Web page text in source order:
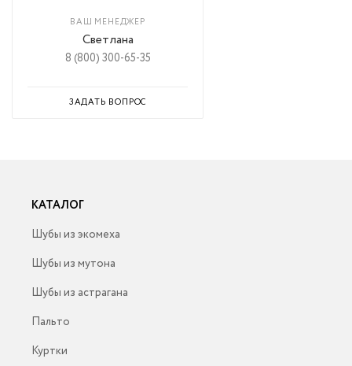
ВАШ МЕНЕДЖЕР
Светлана
8 (800) 300-65-35
ЗАДАТЬ ВОПРОС
КАТАЛОГ
Шубы из экомеха
Шубы из мутона
Шубы из астрагана
Пальто
Куртки